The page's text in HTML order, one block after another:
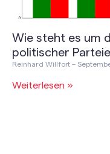
Wie steht es um
politischer
Reinhard Willfort
Weiterlesen »